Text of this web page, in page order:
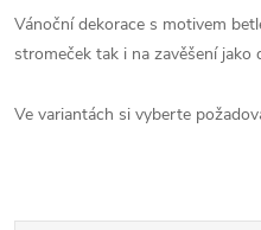
Vánoční dekorace s motivem
stromeček tak i na zavěšení
Ve variantách si vyberte